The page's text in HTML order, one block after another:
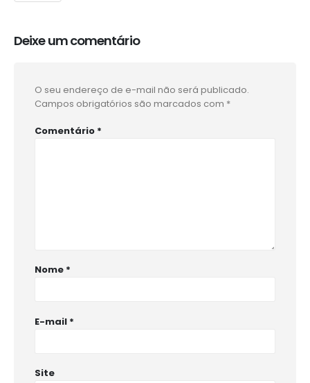
Deixe um comentário
O seu endereço de e-mail não será publicado.
Campos obrigatórios são marcados com *
Comentário *
Nome *
E-mail *
Site